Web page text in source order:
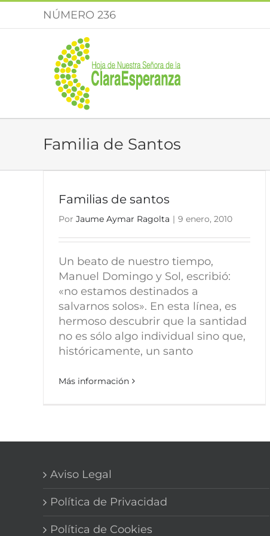
NÚMERO 236
Familia de Santos
Familias de santos
Por Jaume Aymar Ragolta | 9 enero, 2010
Un beato de nuestro tiempo,
Manuel Domingo y Sol, escribió:
«no estamos destinados a
salvarnos solos». En esta línea, es
hermoso descubrir que la santidad
no es sólo algo individual sino que,
históricamente, un santo
Más información
Aviso Legal
Política de Privacidad
Política de Cookies